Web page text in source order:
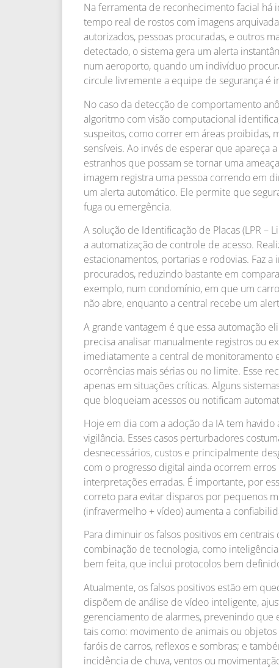
Na ferramenta de reconhecimento facial
tempo real de rostos com imagens
autorizados, pessoas procuradas, e outros
detectado, o sistema gera um alerta
num aeroporto, quando um indivíduo
circule livremente a equipe de segurança é
No caso da detecção de comportamento
algoritmo com visão computacional
suspeitos, como correr em áreas proibidas,
sensíveis. Ao invés de esperar que apareça
estranhos que possam se tornar uma
imagem registra uma pessoa correndo em
um alerta automático. Ele permite que
fuga ou emergência.
A solução de Identificação de Placas (LPR –
a automatização de controle de acesso.
estacionamentos, portarias e rodovias. Faz
procurados, reduzindo bastante em
exemplo, num condomínio, em que um
não abre, enquanto a central recebe um
A grande vantagem é que essa automação
precisa analisar manualmente registros ou
imediatamente a central de monitoramento
ocorrências mais sérias ou no limite. Esse
apenas em situações críticas. Alguns
que bloqueiam acessos ou notificam
Hoje em dia com a adoção da IA tem
vigilância. Esses casos perturbadores
desnecessários, custos e principalmente
com o progresso digital ainda ocorrem
interpretações erradas. É importante, por
correto para evitar disparos por pequenos
(infravermelho + vídeo) aumenta a
Para diminuir os falsos positivos em
combinação de tecnologia, como
bem feita, que inclui protocolos bem
Atualmente, os falsos positivos estão em
dispõem de análise de vídeo inteligente,
gerenciamento de alarmes, prevenindo que
tais como: movimento de animais ou
faróis de carros, reflexos e sombras; e
incidência de chuva, ventos ou